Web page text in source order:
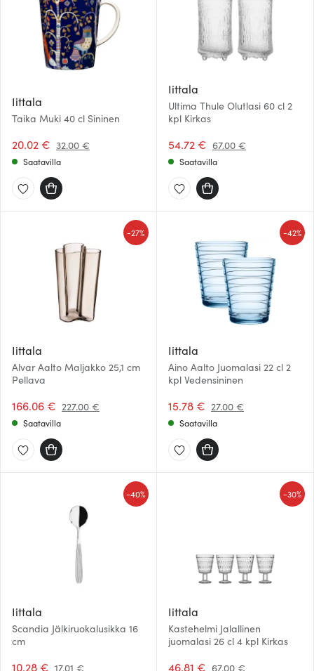
Iittala
Taika Muki 40 cl Sininen
20.02 € 32.00 €
Saatavilla
Iittala
Ultima Thule Olutlasi 60 cl 2
kpl Kirkas
54.72 € 67.00 €
Saatavilla
Iittala
Alvar Aalto Maljakko 25,1 cm
Pellava
166.06 € 227.00 €
-27%
Saatavilla
Iittala
Aino Aalto Juomalasi 22 cl 2
kpl Vedensininen
15.78 € 27.00 €
-42%
Saatavilla
Iittala
Scandia Jälkiruokalusikka 16
cm
10.28 € 17.01 €
-40%
Iittala
Kastehelmi Jalallinen
juomalasi 26 cl 4 kpl Kirkas
46.81 € 67.00 €
-30%